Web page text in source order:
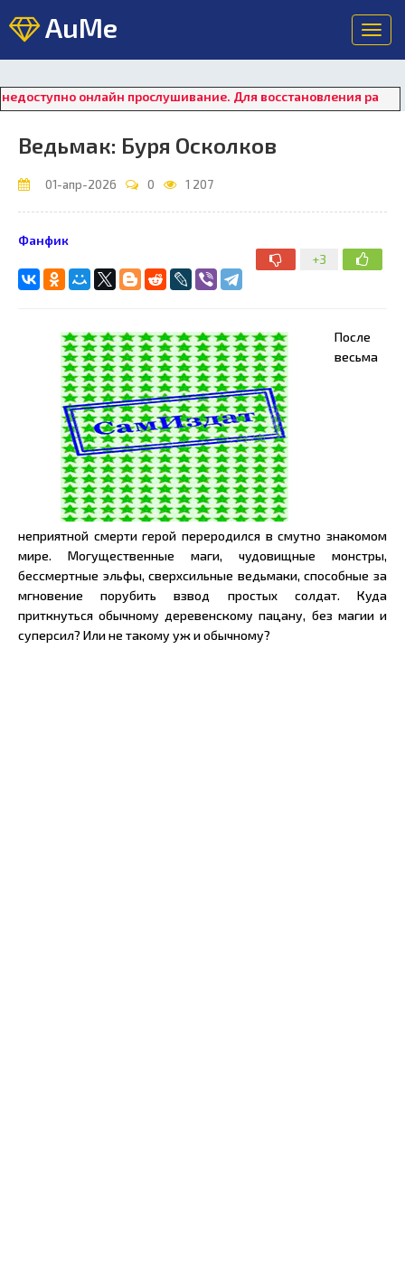
AuMe
прослушивание. Для восстановления работы
Ведьмак: Буря Осколков
01-апр-2026 0 1 207
+3
Фанфик
После
весьма
неприятной смерти герой переродился в смутно знакомом
мире. Могущественные маги, чудовищные монстры,
бессмертные эльфы, сверхсильные ведьмаки, способные за
мгновение порубить взвод простых солдат. Куда
приткнуться обычному деревенскому пацану, без магии и
суперсил? Или не такому уж и обычному?